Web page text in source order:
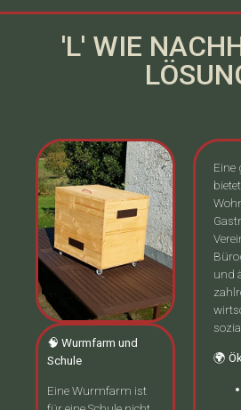
'L' WIE
🧠 Wurmfarm und
Schule
Eine Wurmfarm ist
Eine
und
🌍